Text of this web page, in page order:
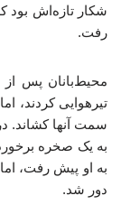
شکار تازه‌اش بود
رفت.
محیط‌بانان پس از
تیرهوایی کردند،
سمت آنها کشاند.
به یک صخره
به او پیش رفت،
دور شد.